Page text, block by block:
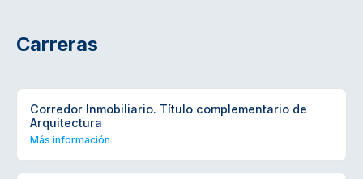
Carreras
Corredor Inmobiliario. Título complementario de
Arquitectura
Más información